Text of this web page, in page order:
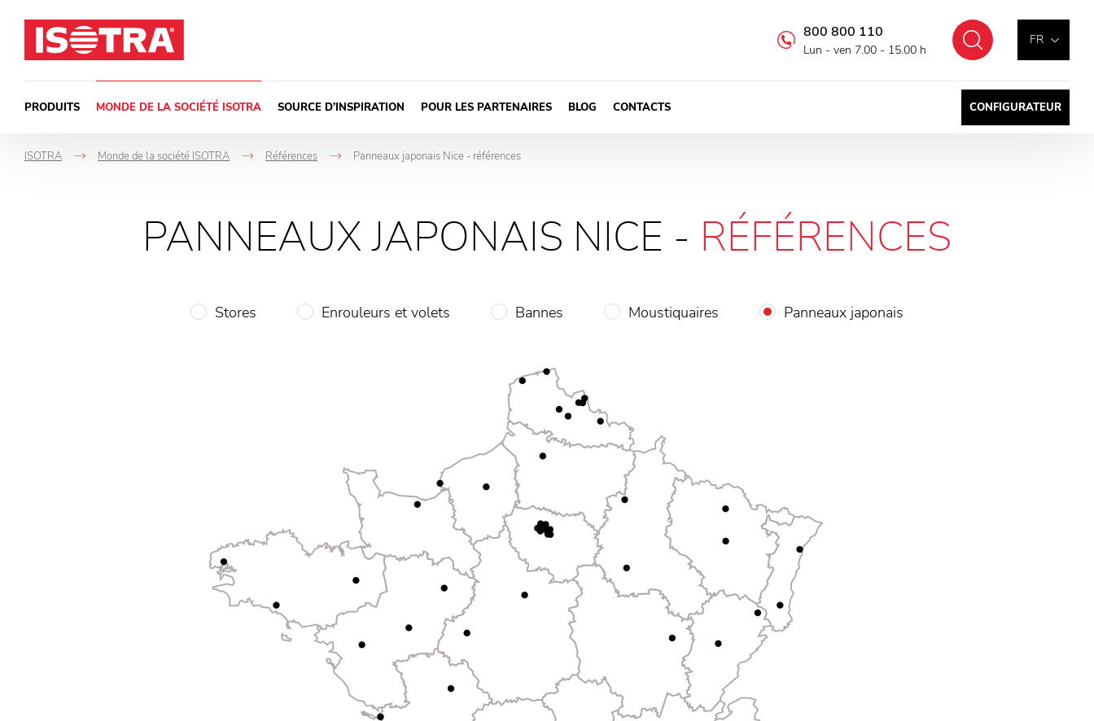
FR
Chercher
800 800 110
Lun - ven 7.00 - 15.00 h
PRODUITS MONDE DE LA SOCIÉTÉ ISOTRA SOURCE D’INSPIRATION POUR LES PARTENAIRES BLOG CONTACTS CONFIGURATEUR
ISOTRA
->
Monde de la société ISOTRA
->
Références Panneaux japonais Nice - références
PANNEAUX JAPONAIS NICE - RÉFÉRENCES
Stores Enrouleurs et volets Bannes Moustiquaires Panneaux japonais